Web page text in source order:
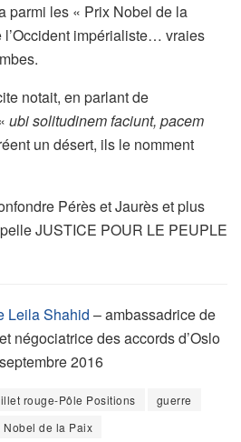
parmi les « Prix Nobel de la
l’Occident impérialiste… vraies
notait, en parlant de
ubi solitudinem faciunt, pacem
un désert, ils le nomment
Pérès et Jaurès et plus
JUSTICE POUR LE PEUPLE
Leila Shahid – ambassadrice de
négociatrice des accords d’Oslo
2016
rouge-Pôle Positions
guerre
Nobel de la Paix